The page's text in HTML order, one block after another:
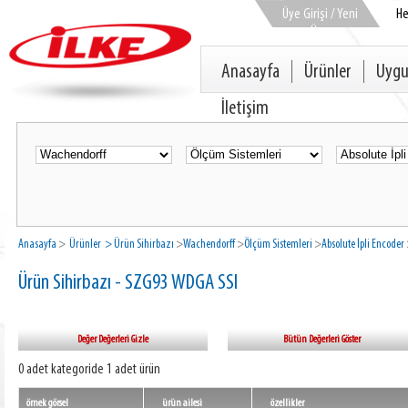
Üye Girişi / Yeni
Üye
Anasayfa Ürünler
İletişim
Anasayfa > Ürünler > Ürün Sihirbazı >Wachendorff>Ölçüm Sistemleri >Absolute İpli Encoder
Ürün Sihirbazı - SZG93 WDGA SSI
Değer Değerleri Gizle Bütün Değerleri Göster
0 adet kategoride 1 adet ürün
örnek görsel ürün ailesi özellikler